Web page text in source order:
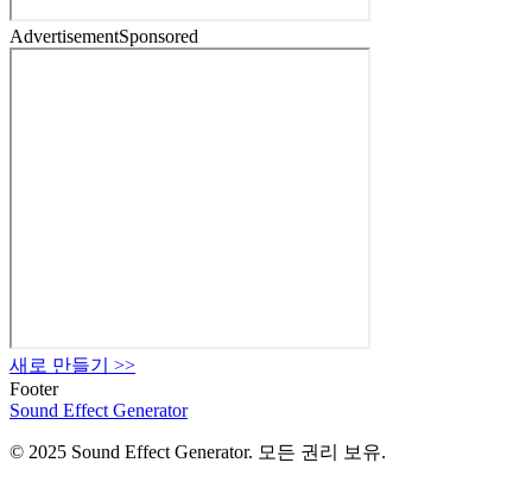
AdvertisementSponsored
새로 만들기
>>
Footer
Sound Effect Generator
© 2025 Sound Effect Generator. 모든 권리 보유.